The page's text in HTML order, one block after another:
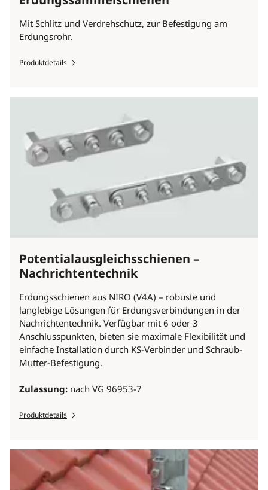
Mit Schlitz und Verdrehschutz, zur Befestigung am
Erdungsrohr.
Produktdetails
Potentialausgleichsschienen –
Nachrichtentechnik
Erdungsschienen aus NIRO (V4A) – robuste und
langlebige Lösungen für Erdungsverbindungen in der
Nachrichtentechnik. Verfügbar mit 6 oder 3
Anschlusspunkten, bieten sie maximale Flexibilität und
einfache Installation durch KS-Verbinder und Schraub-
Mutter-Befestigung.
Zulassung: nach VG 96953-7
Produktdetails